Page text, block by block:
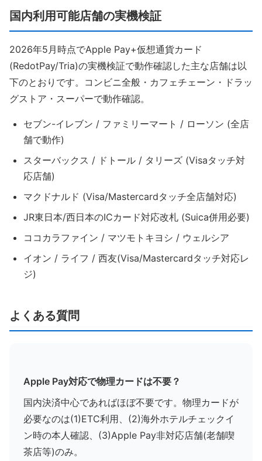
国内利用可能店舗の実機検証
2026年5月時点でApple Pay+仮想通貨カード
(RedotPay/Tria)の実機検証で動作確認した主な店舗は以
下のとおりです。コンビニ全般・カフェチェーン・ドラッ
グストア・スーパーで動作確認。
セブン-イレブン / ファミリーマート / ローソン (全店
舗で動作)
スターバックス / ドトール / タリーズ (Visaタッチ対
応店舗)
マクドナルド (Visa/Mastercardタッチ全店舗対応)
JR東日本/西日本のICカード対応改札 (Suica併用必要)
ココカラファイン / マツモトキヨシ / ウェルシア
イオン / ライフ / 西友(Visa/Mastercardタッチ対応レ
ジ)
よくある質問
Apple Pay対応で物理カードは不要？
国内決済中心であればほぼ不要です。物理カードが
必要なのは(1)ETC利用、(2)海外ホテルチェックイ
ン時の本人確認、(3)Apple Pay非対応店舗(老舗喫
茶店等)のみ。